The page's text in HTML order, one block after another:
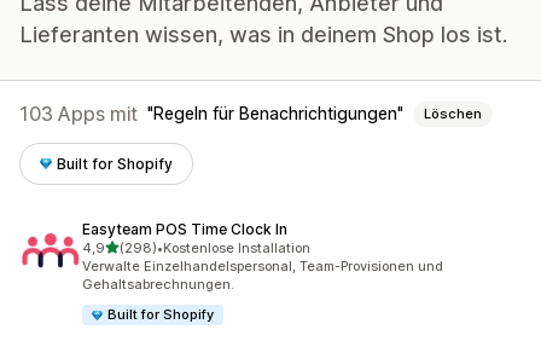
Lieferanten wissen, was in deinem Shop los ist.
103 Apps mit Regeln für Benachrichtigungen Löschen
Built for Shopify
Easyteam POS Time Clock In
4,9von 5 Sternen
(298)
298 Rezensionen insgesamt
•Kostenlose Installation
Verwalte Einzelhandelspersonal, Team-Provisionen und
Gehaltsabrechnungen.
Built for Shopify